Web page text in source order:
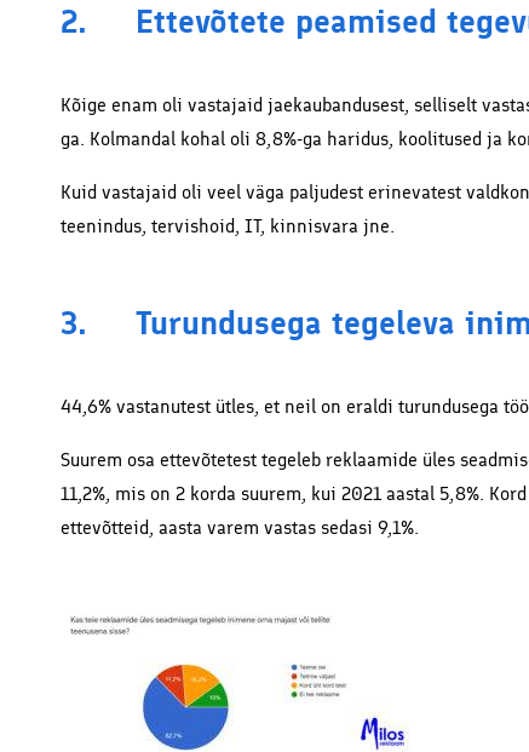
2. Ettevõtete peamised
Kõige enam oli vastajaid jaekaubandusest, selliselt
ga. Kolmandal kohal oli 8,8%-ga haridus, koolitused ja
Kuid vastajaid oli veel väga paljudest erinevatest
teenindus, tervishoid, IT, kinnisvara jne.
3. Turundusega tegeleva
44,6% vastanutest ütles, et neil on eraldi turundusega
Suurem osa ettevõtetest tegeleb reklaamide üles
11,2%, mis on 2 korda suurem, kui 2021 aastal 5,8%.
ettevõtteid, aasta varem vastas sedasi 9,1%.